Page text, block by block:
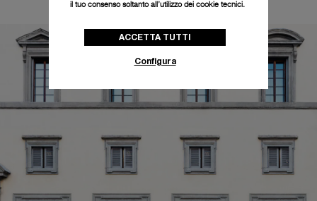
il tuo consenso soltanto all’utilizzo dei cookie tecnici.
ACCETTA TUTTI
Configura